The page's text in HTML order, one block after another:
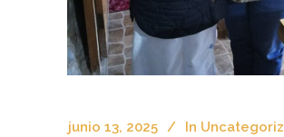
junio 13, 2025 In